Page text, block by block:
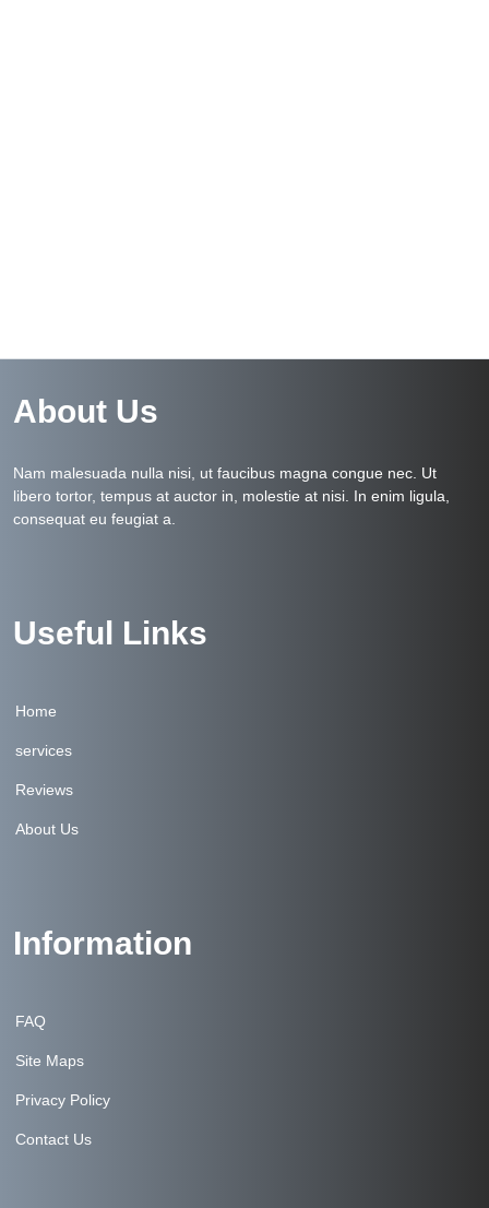
About Us
Nam malesuada nulla nisi, ut faucibus magna congue nec. Ut
libero tortor, tempus at auctor in, molestie at nisi. In enim ligula,
consequat eu feugiat a.
Useful Links
Home
services
Reviews
About Us
Information
FAQ
Site Maps
Privacy Policy
Contact Us